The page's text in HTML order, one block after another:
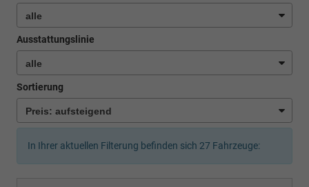
Ausstattungslinie
Sortierung
In Ihrer aktuellen Filterung befinden sich 27 Fahrzeuge: